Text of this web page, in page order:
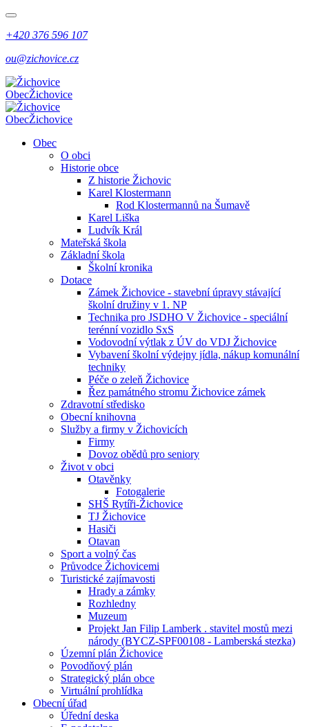
+420 376 596 107
ou@zichovice.cz
ObecŽichovice
ObecŽichovice
Obec
O obci
Historie obce
Z historie Žichovic
Karel Klostermann
Rod Klostermannů na Šumavě
Karel Liška
Ludvík Král
Mateřská škola
Základní škola
Školní kronika
Dotace
Zámek Žichovice - stavební úpravy stávající
školní družiny v 1. NP
Technika pro JSDHO V Žichovice - speciální
terénní vozidlo SxS
Vodovodní výtlak z ÚV do VDJ Žichovice
Vybavení školní výdejny jídla, nákup komunální
techniky
Péče o zeleň Žichovice
Řez památného stromu Žichovice zámek
Zdravotní středisko
Obecní knihovna
Služby a firmy v Žichovicích
Firmy
Dovoz obědů pro seniory
Život v obci
Otavěnky
Fotogalerie
SHŠ Rytíři-Žichovice
TJ Žichovice
Hasiči
Otavan
Sport a volný čas
Průvodce Žichovicemi
Turistické zajímavosti
Hrady a zámky
Rozhledny
Muzeum
Projekt Jan Filip Lamberk . stavitel mostů mezi
národy (BYCZ-SPF00108 - Lamberská stezka)
Územní plán Žichovice
Povodňový plán
Strategický plán obce
Virtuální prohlídka
Obecní úřad
Úřední deska